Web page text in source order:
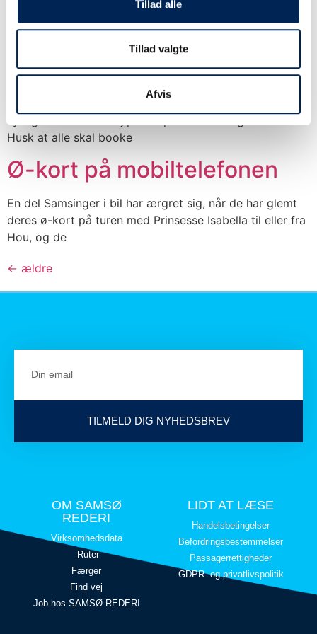
Tillad alle
Tillad valgte
Afvis
Sejlplan for Ane Læsø t.o.m.
9. februar
synlig under vores sejlplaner på websitet og nedenfor.
Husk at alle skal booke
Ø-kort på mobiltelefonen
En del Samsinger i bil har ærgret sig, når de har glemt
deres ø-kort på turen med Prinsesse Isabella til eller fra
Hou, og de
← ældre
TILMELD DIG NYHEDSBREV
OM SAMSØ
REDERI
Virksomhedsdata
Ruter
Færger
Find vej
Job hos SAMSØ REDERI
LIDT AT LÆSE
Handelsbetingelser
Befordringsbestemmelser
Passagerrettigheder
GDPR- og privatlivspolitik